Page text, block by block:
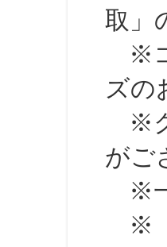
取」
※コ
ズの
※ク
がご
※一
※「